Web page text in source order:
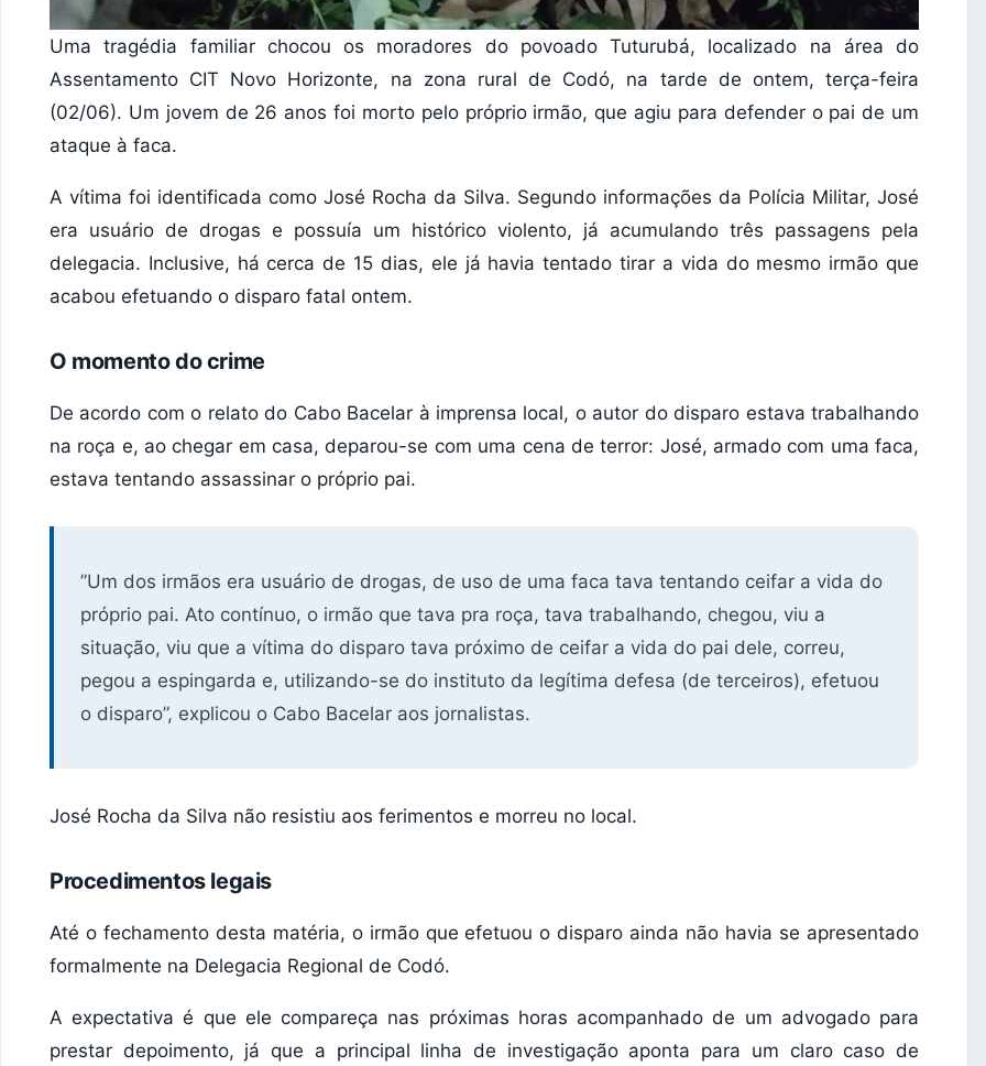
Uma tragédia familiar chocou os moradores do povoado Tuturubá, localizado na área do
Assentamento CIT Novo Horizonte, na zona rural de Codó, na tarde de ontem, terça-feira
(02/06). Um jovem de 26 anos foi morto pelo próprio irmão, que agiu para defender o pai de um
ataque à faca.
​A vítima foi identificada como José Rocha da Silva. Segundo informações da Polícia Militar, José
era usuário de drogas e possuía um histórico violento, já acumulando três passagens pela
delegacia. Inclusive, há cerca de 15 dias, ele já havia tentado tirar a vida do mesmo irmão que
acabou efetuando o disparo fatal ontem.
​O momento do crime
​De acordo com o relato do Cabo Bacelar à imprensa local, o autor do disparo estava trabalhando
na roça e, ao chegar em casa, deparou-se com uma cena de terror: José, armado com uma faca,
estava tentando assassinar o próprio pai.
​”Um dos irmãos era usuário de drogas, de uso de uma faca tava tentando ceifar a vida do
próprio pai. Ato contínuo, o irmão que tava pra roça, tava trabalhando, chegou, viu a
situação, viu que a vítima do disparo tava próximo de ceifar a vida do pai dele, correu,
pegou a espingarda e, utilizando-se do instituto da legítima defesa (de terceiros), efetuou
o disparo”, explicou o Cabo Bacelar aos jornalistas.
​José Rocha da Silva não resistiu aos ferimentos e morreu no local.
​Procedimentos legais
​Até o fechamento desta matéria, o irmão que efetuou o disparo ainda não havia se apresentado
formalmente na Delegacia Regional de Codó.
A expectativa é que ele compareça nas próximas horas acompanhado de um advogado para
prestar depoimento, já que a principal linha de investigação aponta para um claro caso de